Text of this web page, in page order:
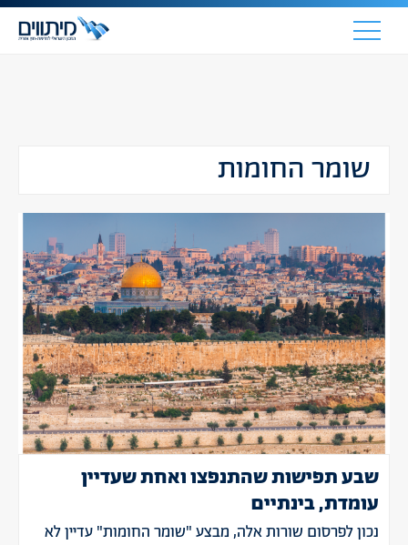
שומר החומות
שבע תפישות שהתנפצו ואחת שעדיין
עומדת, בינתיים
נכון לפרסום שורות אלה, מבצע "שומר החומות" עדיין לא